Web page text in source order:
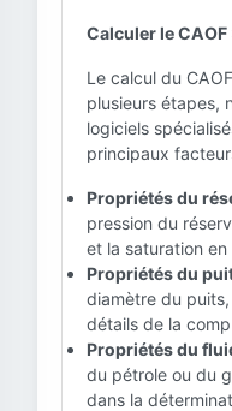
Calculer le CAOF
Le calcul du
plusieurs étapes,
logiciels
principaux
Propriétés du
pression du
et la saturation
Propriétés du
diamètre du
détails de la
Propriétés du
du pétrole ou du
dans la